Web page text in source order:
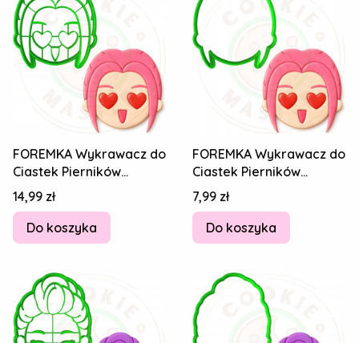
FOREMKA Wykrawacz do
Ciastek Pierników
HUNTRIX KPop Demon
Hunters MIRA 8,5cm
Cena
14,99 zł
Do koszyka
FOREMKA Wykrawacz do
Ciastek Pierników
HUNTRIX KPop Demon
Hunters MIRA 8,5cm
Cena
7,99 zł
Do koszyka